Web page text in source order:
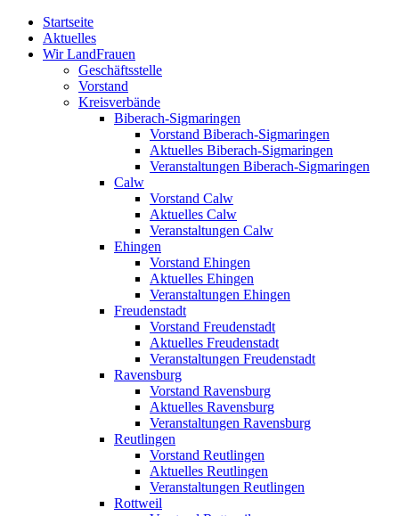
Zum
Inhalt
springen
Startseite
Aktuelles
Wir LandFrauen
Geschäftsstelle
Vorstand
Kreisverbände
Biberach-Sigmaringen
Vorstand Biberach-Sigmaringen
Aktuelles Biberach-Sigmaringen
Veranstaltungen Biberach-Sigmaringen
Calw
Vorstand Calw
Aktuelles Calw
Veranstaltungen Calw
Ehingen
Vorstand Ehingen
Aktuelles Ehingen
Veranstaltungen Ehingen
Freudenstadt
Vorstand Freudenstadt
Aktuelles Freudenstadt
Veranstaltungen Freudenstadt
Ravensburg
Vorstand Ravensburg
Aktuelles Ravensburg
Veranstaltungen Ravensburg
Reutlingen
Vorstand Reutlingen
Aktuelles Reutlingen
Veranstaltungen Reutlingen
Rottweil